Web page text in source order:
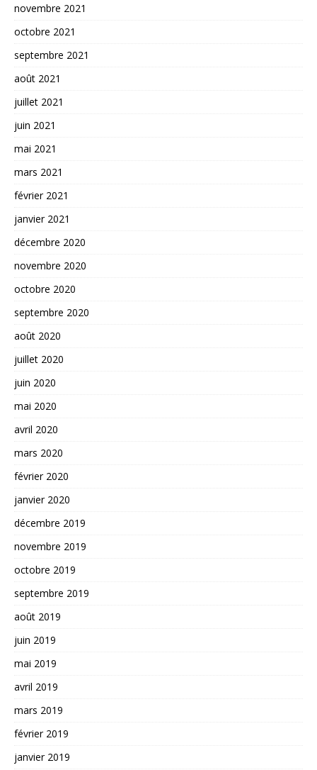
novembre 2021
octobre 2021
septembre 2021
août 2021
juillet 2021
juin 2021
mai 2021
mars 2021
février 2021
janvier 2021
décembre 2020
novembre 2020
octobre 2020
septembre 2020
août 2020
juillet 2020
juin 2020
mai 2020
avril 2020
mars 2020
février 2020
janvier 2020
décembre 2019
novembre 2019
octobre 2019
septembre 2019
août 2019
juin 2019
mai 2019
avril 2019
mars 2019
février 2019
janvier 2019